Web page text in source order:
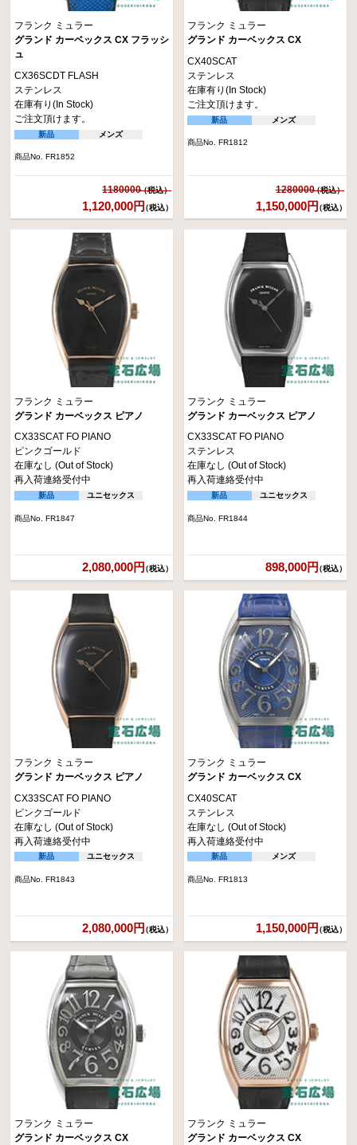
フランク ミュラー
グランド カーベックス CX フラッシ
ュ
CX36SCDT FLASH
ステンレス
在庫有り(In Stock)
ご注文頂けます。
新品 メンズ
商品No. FR1852
1180000
1,120,000円（税込）
フランク ミュラー
グランド カーベックス CX
CX40SCAT
ステンレス
在庫有り(In Stock)
ご注文頂けます。
新品 メンズ
商品No. FR1812
1280000
1,150,000円（税込）
フランク ミュラー
グランド カーベックス ピアノ
CX33SCAT FO PIANO
ピンクゴールド
在庫なし (Out of Stock)
再入荷連絡受付中
新品 ユニセックス
商品No. FR1847
2,080,000円（税込）
フランク ミュラー
グランド カーベックス ピアノ
CX33SCAT FO PIANO
ステンレス
在庫なし (Out of Stock)
再入荷連絡受付中
新品 ユニセックス
商品No. FR1844
898,000円（税込）
フランク ミュラー
グランド カーベックス ピアノ
CX33SCAT FO PIANO
ピンクゴールド
在庫なし (Out of Stock)
再入荷連絡受付中
新品 ユニセックス
商品No. FR1843
2,080,000円（税込）
フランク ミュラー
グランド カーベックス CX
CX40SCAT
ステンレス
在庫なし (Out of Stock)
再入荷連絡受付中
新品 メンズ
商品No. FR1813
1,150,000円（税込）
フランク ミュラー
グランド カーベックス CX
フランク ミュラー
グランド カーベックス CX